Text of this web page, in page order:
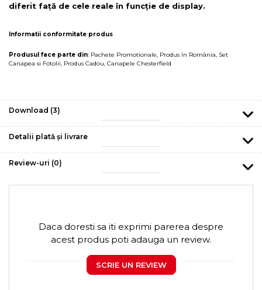
diferit față de cele reale în funcție de display.
Informatii conformitate produs
Produsul face parte din: Pachete Promotionale, Produs în România, Set
Canapea si Fotolii, Produs Cadou, Canapele Chesterfield
Download (3)
Detalii plată și livrare
Review-uri (0)
Daca doresti sa iti exprimi parerea despre
acest produs poti adauga un review.
SCRIE UN REVIEW